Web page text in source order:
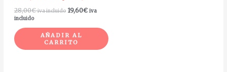
28,00€ iva incluido 19,60€ iva
incluido
AÑADIR AL
CARRITO